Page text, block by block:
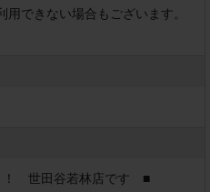
用できない場合もございます。
　世田谷若林店です　■